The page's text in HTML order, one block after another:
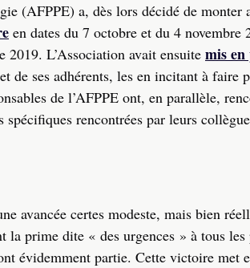
(AFPPE) a, dès lors décidé de monter
en dates du 7 octobre et du 4 novembre
2019. L’Association avait ensuite mis en
de ses adhérents, les en incitant à faire
de l’AFPPE ont, en parallèle,
rencontrées par leurs
avancée certes modeste, mais bien
prime dite « des urgences » à tous les
évidemment partie. Cette victoire met